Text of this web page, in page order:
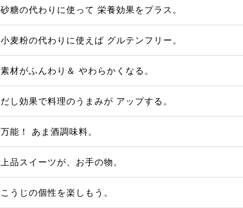
砂糖の代わりに使って 栄養効果をプラス。
小麦粉の代わりに使えば グルテンフリー。
素材がふんわり＆ やわらかくなる。
だし効果で料理のうまみが アップする。
万能！ あま酒調味料。
上品スイーツが、お手の物。
こうじの個性を楽しもう。